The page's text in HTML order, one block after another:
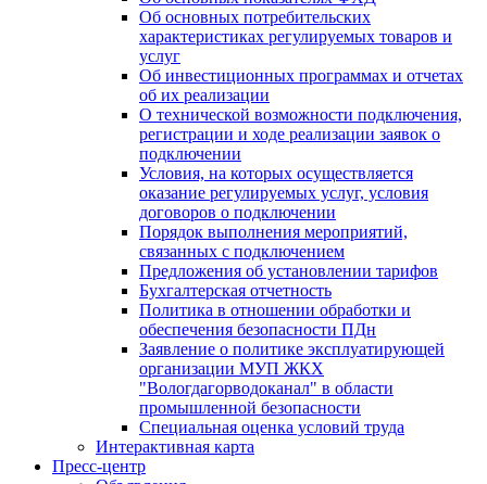
Об основных потребительских
характеристиках регулируемых товаров и
услуг
Об инвестиционных программах и отчетах
об их реализации
О технической возможности подключения,
регистрации и ходе реализации заявок о
подключении
Условия, на которых осуществляется
оказание регулируемых услуг, условия
договоров о подключении
Порядок выполнения мероприятий,
связанных с подключением
Предложения об установлении тарифов
Бухгалтерская отчетность
Политика в отношении обработки и
обеспечения безопасности ПДн
Заявление о политике эксплуатирующей
организации МУП ЖКХ
"Вологдагорводоканал" в области
промышленной безопасности
Специальная оценка условий труда
Интерактивная карта
Пресс-центр